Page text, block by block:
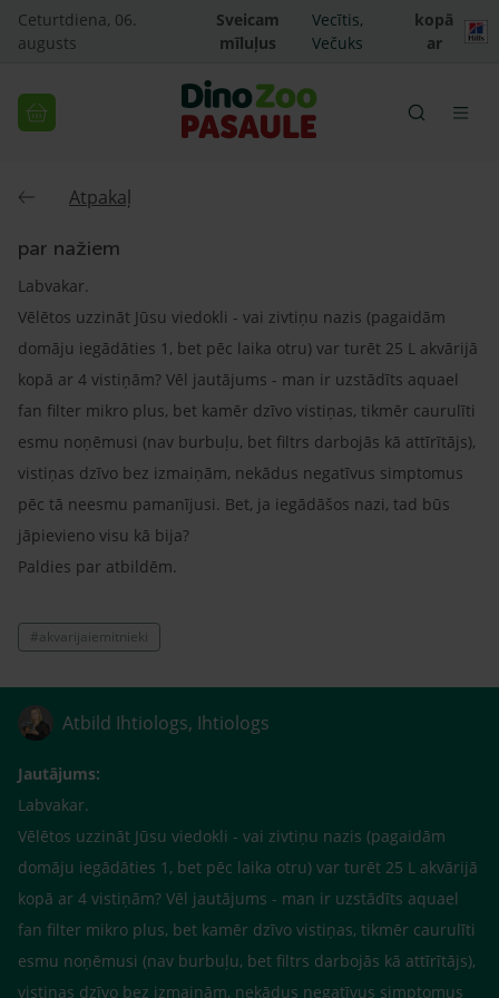
Ceturtdiena, 06.
augusts
Sveicam
mīluļus
Vecītis,
Večuks
kopā
ar
Atpakaļ
par nažiem
Labvakar.
Vēlētos uzzināt Jūsu viedokli - vai zivtiņu nazis (pagaidām
domāju iegādāties 1, bet pēc laika otru) var turēt 25 L akvārijā
kopā ar 4 vistiņām? Vēl jautājums - man ir uzstādīts aquael
fan filter mikro plus, bet kamēr dzīvo vistiņas, tikmēr caurulīti
esmu noņēmusi (nav burbuļu, bet filtrs darbojās kā attīrītājs),
vistiņas dzīvo bez izmaiņām, nekādus negatīvus simptomus
pēc tā neesmu pamanījusi. Bet, ja iegādāšos nazi, tad būs
jāpievieno visu kā bija?
Paldies par atbildēm.
#akvarijaiemitnieki
Atbild Ihtiologs, Ihtiologs
Jautājums:
Labvakar.
Vēlētos uzzināt Jūsu viedokli - vai zivtiņu nazis (pagaidām
domāju iegādāties 1, bet pēc laika otru) var turēt 25 L akvārijā
kopā ar 4 vistiņām? Vēl jautājums - man ir uzstādīts aquael
fan filter mikro plus, bet kamēr dzīvo vistiņas, tikmēr caurulīti
esmu noņēmusi (nav burbuļu, bet filtrs darbojās kā attīrītājs),
vistiņas dzīvo bez izmaiņām, nekādus negatīvus simptomus